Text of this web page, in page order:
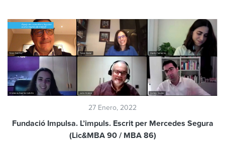
27 Enero, 2022
Fundació Impulsa. L’impuls. Escrit per Mercedes Segura
(Lic&MBA 90 / MBA 86)